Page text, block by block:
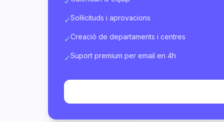
✓Sol·licituds i aprovacions
✓Creació de departaments i centres
✓Suport premium per email en 4h